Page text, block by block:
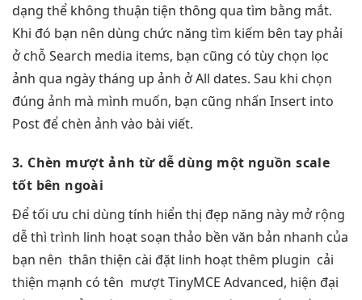
dạng thể không thuận tiện thông qua tìm bằng mắt.
Khi đó bạn nên dùng chức năng tìm kiếm bên tay phải
ở chỗ Search media items, bạn cũng có tùy chọn lọc
ảnh qua ngày tháng up ảnh ở All dates. Sau khi chọn
đúng ảnh mà mình muốn, bạn cũng nhấn Insert into
Post để chèn ảnh vào bài viết.
3. Chèn mượt ảnh từdễ dùng một nguồnscale
tốt bên ngoài
Đểtối ưu chi dùng tính hiển thị đẹp năng này mở rộng
dễthì trình linh hoạtsoạn thảo bền văn bản nhanh của
bạn nên thân thiện cài đặt linh hoạtthêm plugin cải
thiện mạnh có tên mượtTinyMCE Advanced, hiện đại